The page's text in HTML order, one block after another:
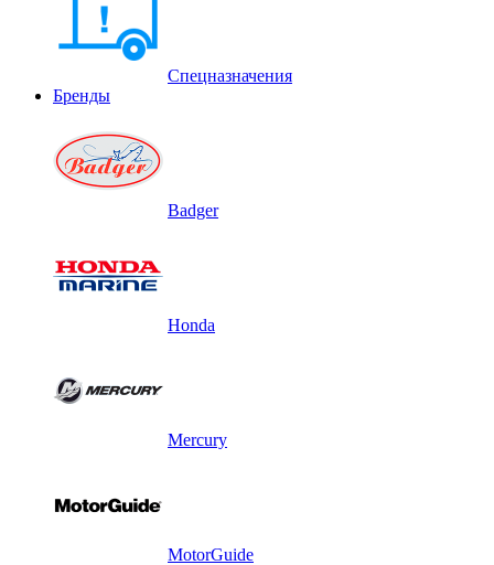
Спецназначения
Бренды
Badger
Honda
Mercury
MotorGuide